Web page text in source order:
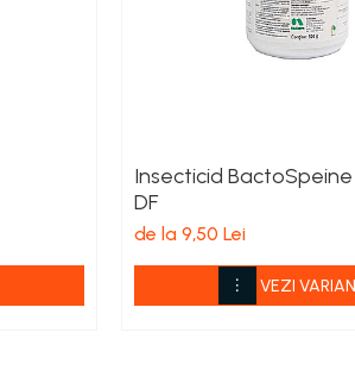
Insecticid BactoSpeine
DF
de la 9,50 Lei
VEZI